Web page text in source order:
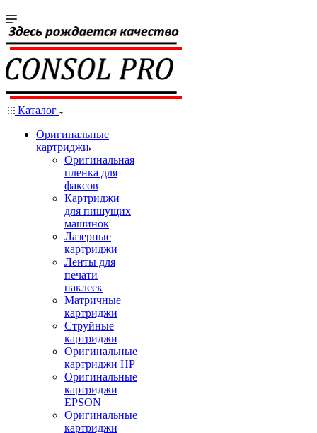
Каталог
Оригинальные
картриджи
Оригинальная
пленка для
факсов
Картриджи
для пишущих
машинок
Лазерные
картриджи
Ленты для
печати
наклеек
Матричные
картриджи
Струйные
картриджи
Оригинальные
картриджи HP
Оригинальные
картриджи
EPSON
Оригинальные
картриджи